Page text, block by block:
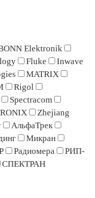
Elektronik
Fluke
Inwave
MATRIX
Rigol
Spectracom
Zhejiang
АльфаТрек
Микран
Радиомера
РИП-
СПЕКТРАН